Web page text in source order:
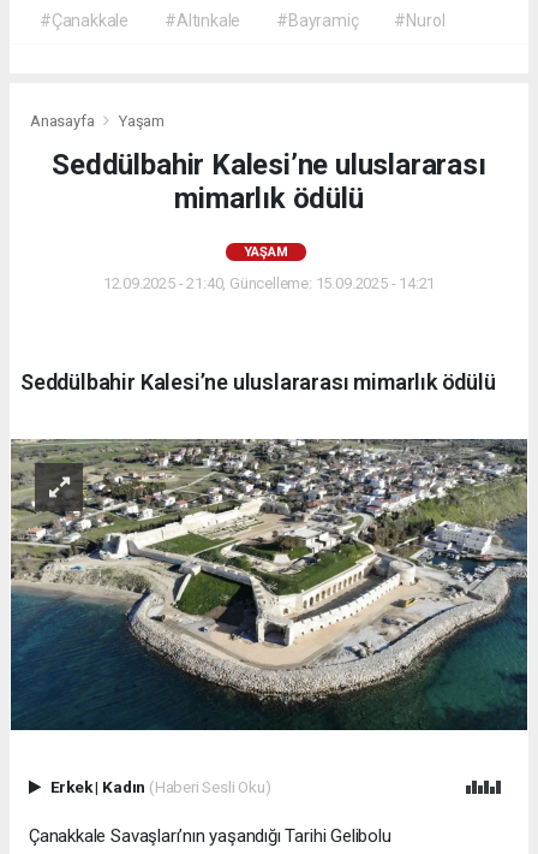
#Çanakkale #Altınkale #Bayramiç #Nurol
Anasayfa Yaşam
Seddülbahir Kalesi’ne uluslararası
mimarlık ödülü
YAŞAM
12.09.2025 - 21:40, Güncelleme: 15.09.2025 - 14:21
Seddülbahir Kalesi’ne uluslararası mimarlık ödülü
Erkek| Kadın (Haberi Sesli Oku)
Çanakkale Savaşları’nın yaşandığı Tarihi Gelibolu